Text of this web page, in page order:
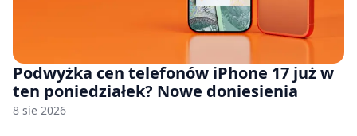
Podwyżka cen telefonów iPhone 17 już w
ten poniedziałek? Nowe doniesienia
8 sie 2026